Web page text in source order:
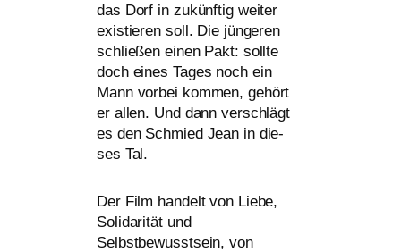
das Dorf in zukünf­tig wei­ter
exis­tie­ren soll. Die jün­ge­ren
schlie­ßen einen Pakt: soll­te
doch eines Tages noch ein
Mann vor­bei kom­men, gehört
er allen. Und dann ver­schlägt
es den Schmied Jean in die­
ses Tal.
Der Film han­delt von Liebe,
Solidarität und
Selbstbewusstsein, von